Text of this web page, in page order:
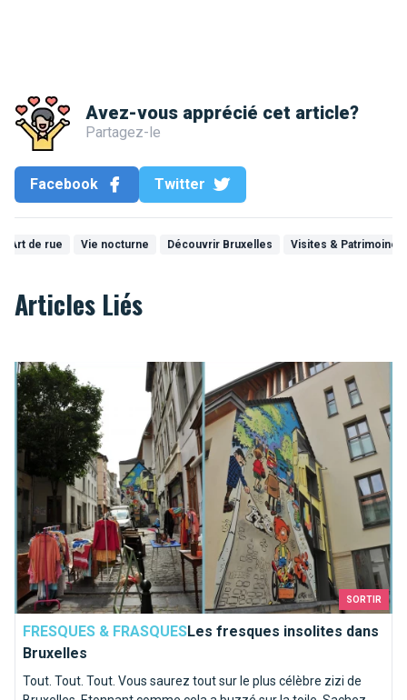
Avez-vous apprécié cet article?
Partagez-le
Facebook Twitter
Art de rue Vie nocturne Découvrir Bruxelles Visites & Patrimoine
Articles Liés
SORTIR
FRESQUES & FRASQUESLes fresques insolites dans
Bruxelles
Tout. Tout. Tout. Vous saurez tout sur le plus célèbre zizi de
Les fresques insolites dans Bruxelles